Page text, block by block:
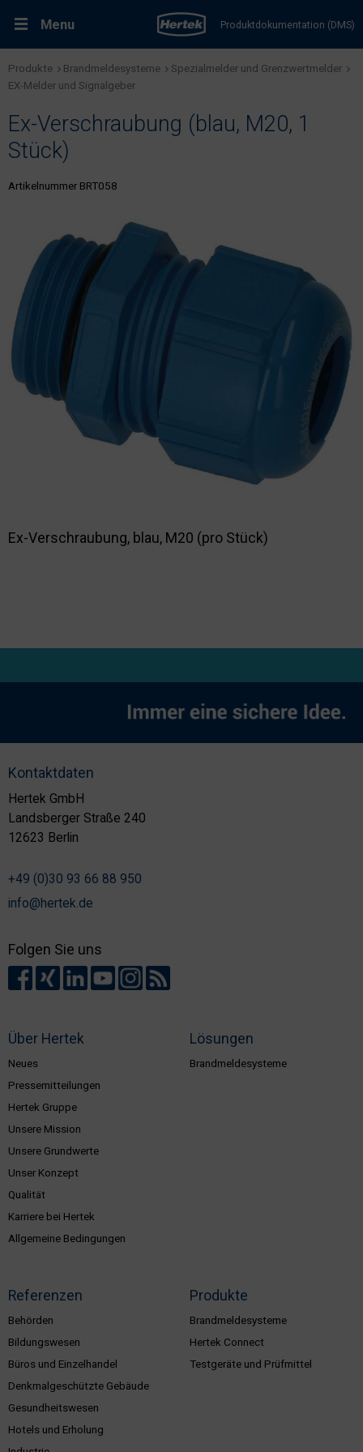
Menu
Lösungen
Produkte
Support & Kontakt
Fachportal Brandschutz
Karriere bei Hertek
Nachhaltigkeit
Produktdokumentation (DMS)
RMA-Formular
Produkte Brandmeldesysteme
Spezialmelder und Grenzwertmelder
EX-Melder und Signalgeber
Ex-Verschraubung (blau, M20, 1
Stück)
Artikelnummer BRT058
Ex-Verschraubung, blau, M20 (pro Stück)
Über Hertek
Neues
Pressemitteilungen
Hertek Gruppe
Unsere Mission
Unsere Grundwerte
Unser Konzept
Qualität
Karriere bei Hertek
Allgemeine Bedingungen
Lösungen
Brandmeldesysteme
Referenzen
Behörden
Bildungswesen
Büros und Einzelhandel
Denkmalgeschützte Gebäude
Gesundheitswesen
Hotels und Erholung
Produkte
Brandmeldesysteme
Hertek Connect
Testgeräte und Prüfmittel
Kontaktdaten
Hertek GmbH
Landsberger Straße 240
12623 Berlin
+49 (0)30 93 66 88 950
info@hertek.de
Folgen Sie uns